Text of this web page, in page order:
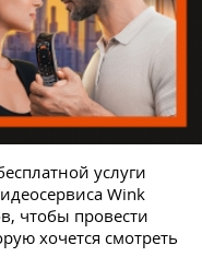
услуги
Wink
чтобы провести
хочется смотреть